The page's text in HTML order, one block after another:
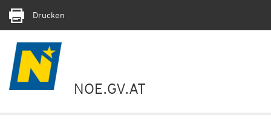
Drucken
NOE.GV.AT